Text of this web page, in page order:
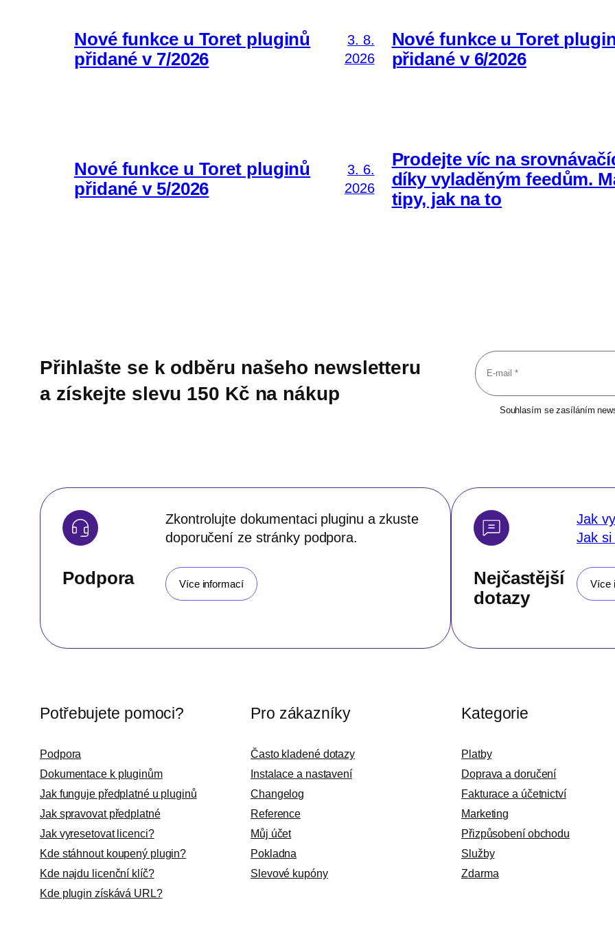
Nové funkce u Toret pluginů
přidané v 7/2026
3. 8.
2026
Nové funkce u Toret
přidané v 6/2026
Nové funkce u Toret pluginů
přidané v 5/2026
3. 6.
2026
Prodejte víc na
díky vyladěným feedům.
tipy, jak na to
Přihlašte se k odběru našeho newsletteru
a získejte slevu 150 Kč na nákup
Souhlasím se zasíláním
Podpora
Zkontrolujte dokumentaci pluginu a zkuste
doporučení ze stránky podpora.
Více informací
Nejčastější
dotazy
Jak
Jak si
Více
Potřebujete pomoci?
Podpora
Dokumentace k pluginům
Jak funguje předplatné u pluginů
Jak spravovat předplatné
Jak vyresetovat licenci?
Kde stáhnout koupený plugin?
Kde najdu licenční klíč?
Kde plugin získává URL?
Pro zákazníky
Často kladené dotazy
Instalace a nastavení
Changelog
Reference
Můj účet
Pokladna
Slevové kupóny
Kategorie
Platby
Doprava a doručení
Fakturace a účetnictví
Marketing
Přizpůsobení obchodu
Služby
Zdarma